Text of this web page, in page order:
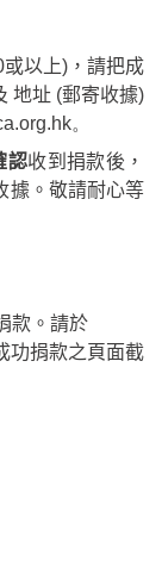
或以上) ， 請把成
地址 (郵寄收據)
。
認收到捐款後，
據。敬請耐心等
款。請於
功捐款之頁面截